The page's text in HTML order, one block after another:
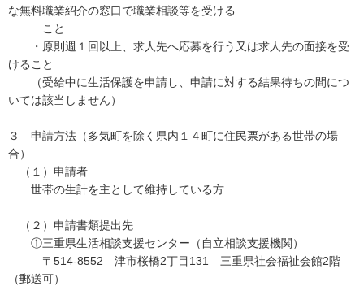
な無料職業紹介の窓口で職業相談等を受ける
こと
・原則週１回以上、求人先へ応募を行う又は求人先の面接を受
けること
（受給中に生活保護を申請し、申請に対する結果待ちの間につ
いては該当しません）
３ 申請方法（多気町を除く県内１４町に住民票がある世帯の場
合）
（１）申請者
世帯の生計を主として維持している方
（２）申請書類提出先
①三重県生活相談支援センター（自立相談支援機関）
〒514-8552 津市桜橋2丁目131 三重県社会福祉会館2階
（郵送可）